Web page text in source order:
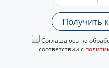
Получить
Соглашаюсь на
соответствии с